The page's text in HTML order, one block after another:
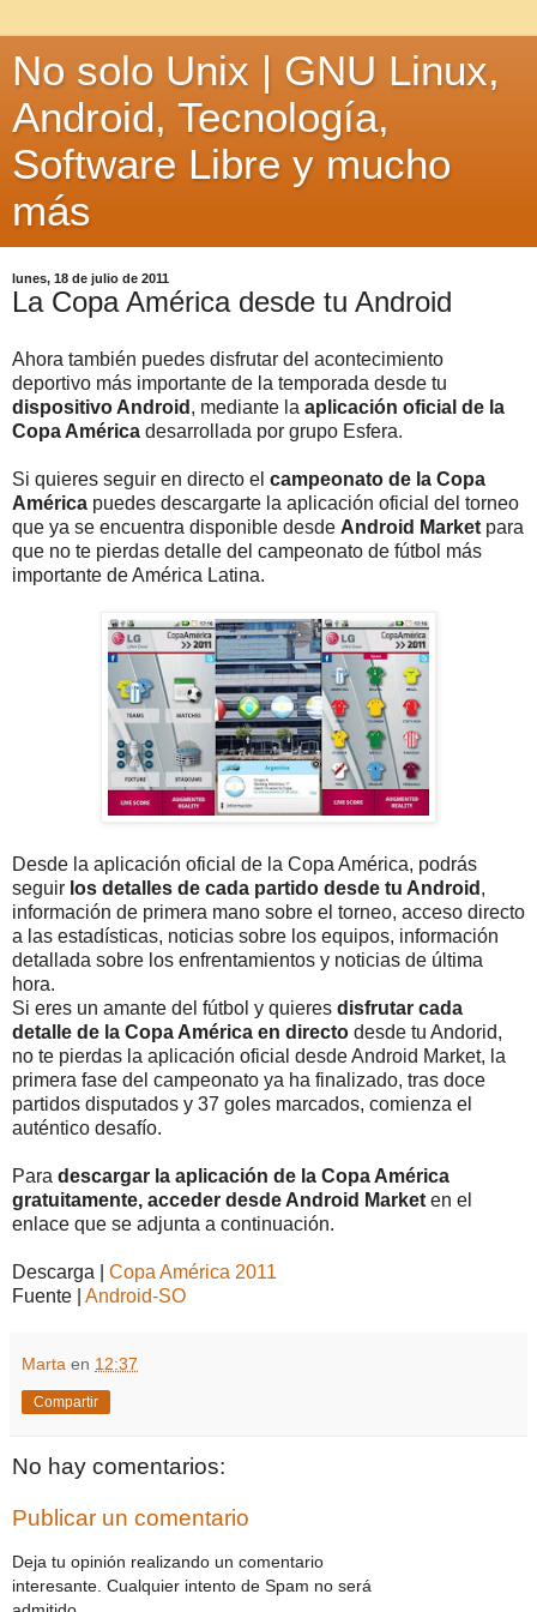
No solo Unix | GNU Linux,
Android, Tecnología,
Software Libre y mucho
más
lunes, 18 de julio de 2011
La Copa América desde tu Android
Ahora también puedes disfrutar del acontecimiento
deportivo más importante de la temporada desde tu
dispositivo Android , mediante la aplicación oficial de la
Copa América desarrollada por grupo Esfera.
Si quieres seguir en directo el campeonato de la Copa
América puedes descargarte la aplicación oficial del torneo
que ya se encuentra disponible desde Android Market para
que no te pierdas detalle del campeonato de fútbol más
importante de América Latina.
Desde la aplicación oficial de la Copa América, podrás
seguir los detalles de cada partido desde tu Android ,
información de primera mano sobre el torneo, acceso directo
a las estadísticas, noticias sobre los equipos, información
detallada sobre los enfrentamientos y noticias de última
hora.
Si eres un amante del fútbol y quieres disfrutar cada
detalle de la Copa América en directo desde tu Andorid,
no te pierdas la aplicación oficial desde Android Market, la
primera fase del campeonato ya ha finalizado, tras doce
partidos disputados y 37 goles marcados, comienza el
auténtico desafío.
Para descargar la aplicación de la Copa América
gratuitamente, acceder desde Android Market en el
enlace que se adjunta a continuación.
Descarga | Copa América 2011
Fuente | Android-SO
Marta en 12:37
Compartir
No hay comentarios:
Publicar un comentario
Deja tu opinión realizando un comentario
interesante. Cualquier intento de Spam no será